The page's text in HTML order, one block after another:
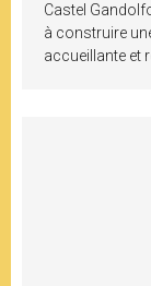
Castel
à construire
accueillante et